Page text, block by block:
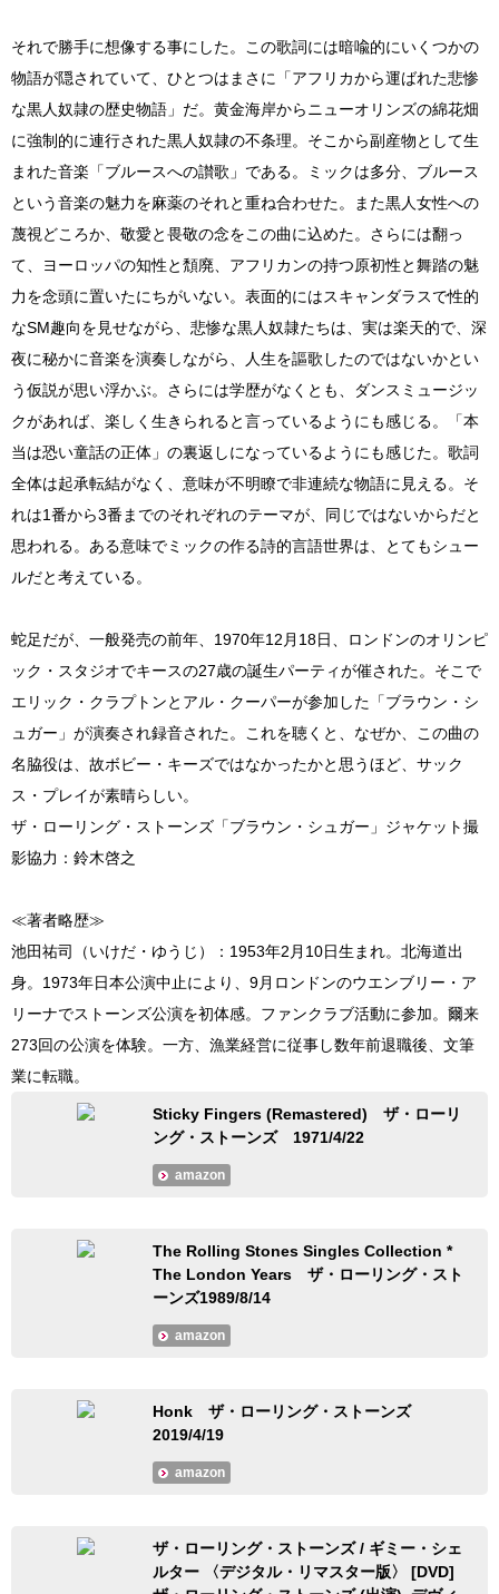
それで勝手に想像する事にした。この歌詞には暗喩的にいくつかの
物語が隠されていて、ひとつはまさに「アフリカから運ばれた悲惨
な黒人奴隷の歴史物語」だ。黄金海岸からニューオリンズの綿花畑
に強制的に連行された黒人奴隷の不条理。そこから副産物として生
まれた音楽「ブルースへの讃歌」である。ミックは多分、ブルース
という音楽の魅力を麻薬のそれと重ね合わせた。また黒人女性への
蔑視どころか、敬愛と畏敬の念をこの曲に込めた。さらには翻っ
て、ヨーロッパの知性と頽廃、アフリカンの持つ原初性と舞踏の魅
力を念頭に置いたにちがいない。表面的にはスキャンダラスで性的
なSM趣向を見せながら、悲惨な黒人奴隷たちは、実は楽天的で、深
夜に秘かに音楽を演奏しながら、人生を謳歌したのではないかとい
う仮説が思い浮かぶ。さらには学歴がなくとも、ダンスミュージッ
クがあれば、楽しく生きられると言っているようにも感じる。「本
当は恐い童話の正体」の裏返しになっているようにも感じた。歌詞
全体は起承転結がなく、意味が不明瞭で非連続な物語に見える。そ
れは1番から3番までのそれぞれのテーマが、同じではないからだと
思われる。ある意味でミックの作る詩的言語世界は、とてもシュー
ルだと考えている。
蛇足だが、一般発売の前年、1970年12月18日、ロンドンのオリンピ
ック・スタジオでキースの27歳の誕生パーティが催された。そこで
エリック・クラプトンとアル・クーパーが参加した「ブラウン・シ
ュガー」が演奏され録音された。これを聴くと、なぜか、この曲の
名脇役は、故ボビー・キーズではなかったかと思うほど、サック
ス・プレイが素晴らしい。
ザ・ローリング・ストーンズ「ブラウン・シュガー」ジャケット撮
影協力：鈴木啓之
≪著者略歴≫
池田祐司（いけだ・ゆうじ）：1953年2月10日生まれ。北海道出
身。1973年日本公演中止により、9月ロンドンのウエンブリー・ア
リーナでストーンズ公演を初体感。ファンクラブ活動に参加。爾来
273回の公演を体験。一方、漁業経営に従事し数年前退職後、文筆
業に転職。
Sticky Fingers (Remastered) ザ・ローリ
ング・ストーンズ 1971/4/22
amazon
The Rolling Stones Singles Collection *
The London Years ザ・ローリング・スト
ーンズ1989/8/14
amazon
Honk ザ・ローリング・ストーンズ
2019/4/19
amazon
ザ・ローリング・ストーンズ / ギミー・シェ
ルター 〈デジタル・リマスター版〉 [DVD]